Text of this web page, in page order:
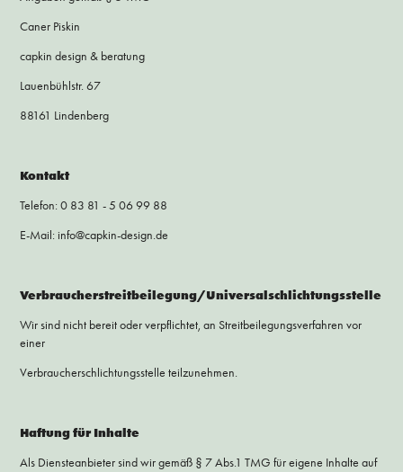
Caner Piskin
capkin design & beratung
Lauenbühlstr. 67
88161 Lindenberg
Kontakt
Telefon: 0 83 81 - 5 06 99 88
E-Mail: info@capkin-design.de
Verbraucherstreitbeilegung/Universalschlichtungsstelle
Wir sind nicht bereit oder verpflichtet, an Streitbeilegungsverfahren vor
einer
Verbraucherschlichtungsstelle teilzunehmen.
Haftung für Inhalte
Als Diensteanbieter sind wir gemäß § 7 Abs.1 TMG für eigene Inhalte auf